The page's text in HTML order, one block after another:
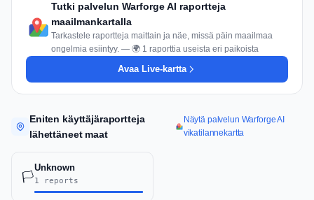
Tutki palvelun Warforge AI raportteja
maailmankartalla
Tarkastele raportteja maittain ja näe, missä päin maailmaa
ongelmia esiintyy. — 🌍 1 raporttia useista eri paikoista
Avaa Live-kartta
Eniten käyttäjäraportteja
lähettäneet maat
Näytä palvelun Warforge AI
vikatilannekartta
🏳️
Unknown
1 reports